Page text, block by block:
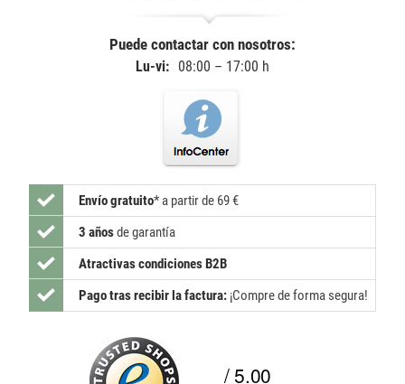
Puede contactar con nosotros:
Lu-vi: 08:00 – 17:00 h
Envío gratuito* a partir de 69 €
3 añosde garantía
Atractivas condiciones B2B
Pago tras recibir la factura: ¡Compre de forma segura!
/ 5.00